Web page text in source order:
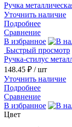
Ручка
Уточнить наличие
Подробнее
Сравнение
В избранное
Быстрый просмотр
Ручка-стилус
148.45 ₽ / шт
Уточнить наличие
Подробнее
Сравнение
В избранное
Цвет